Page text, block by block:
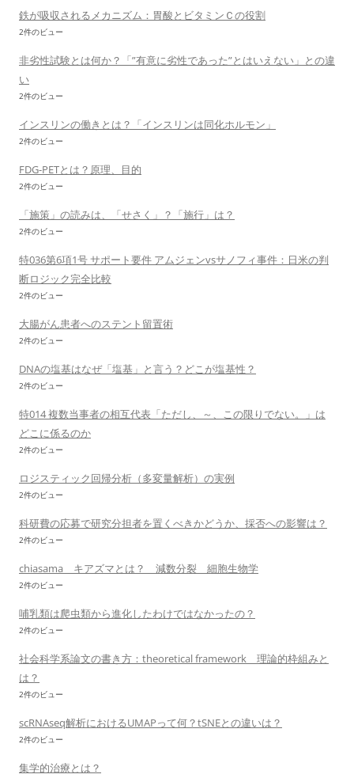
鉄が吸収されるメカニズム：胃酸とビタミンＣの役割
2件のビュー
非劣性試験とは何か？「”有意に劣性であった”とはいえない」との違
い
2件のビュー
インスリンの働きとは？「インスリンは同化ホルモン」
2件のビュー
FDG-PETとは？原理、目的
2件のビュー
「施策」の読みは、「せさく」？「施行」は？
2件のビュー
特036第6項1号 サポート要件 アムジェンvsサノフィ事件：日米の判
断ロジック完全比較
2件のビュー
大腸がん患者へのステント留置術
2件のビュー
DNAの塩基はなぜ「塩基」と言う？どこが塩基性？
2件のビュー
特014 複数当事者の相互代表「ただし、～、この限りでない。」は
どこに係るのか
2件のビュー
ロジスティック回帰分析（多変量解析）の実例
2件のビュー
科研費の応募で研究分担者を置くべきかどうか、採否への影響は？
2件のビュー
chiasama キアズマとは？ 減数分裂 細胞生物学
2件のビュー
哺乳類は爬虫類から進化したわけではなかったの？
2件のビュー
社会科学系論文の書き方：theoretical framework 理論的枠組みと
は？
2件のビュー
scRNAseq解析におけるUMAPって何？tSNEとの違いは？
2件のビュー
集学的治療とは？